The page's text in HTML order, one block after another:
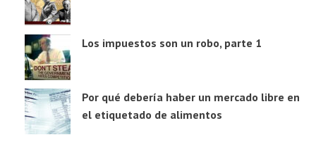
Los impuestos son un robo, parte 1
Por qué debería haber un mercado libre en
el etiquetado de alimentos